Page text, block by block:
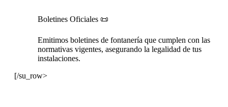
Boletines Oficiales 📜
Emitimos boletines de fontanería que cumplen con las
normativas vigentes, asegurando la legalidad de tus
instalaciones.
[/su_row>